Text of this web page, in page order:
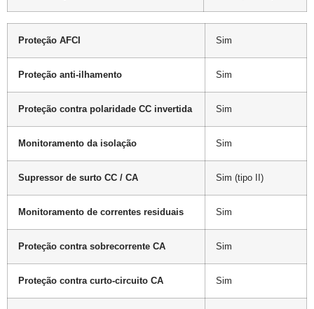
Proteção AFCI Sim
Proteção anti-ilhamento Sim
Proteção contra polaridade CC invertida Sim
Monitoramento da isolação Sim
Supressor de surto CC / CA Sim (tipo II)
Monitoramento de correntes residuais Sim
Proteção contra sobrecorrente CA Sim
Proteção contra curto-circuito CA Sim